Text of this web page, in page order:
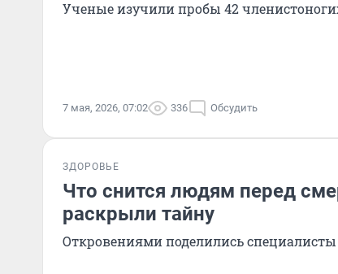
Ученые изучили пробы 42
7 мая, 2026, 07:02 336 Обсудить
ЗДОРОВЬЕ
Что снится людям перед
раскрыли тайну
Откровениями поделились